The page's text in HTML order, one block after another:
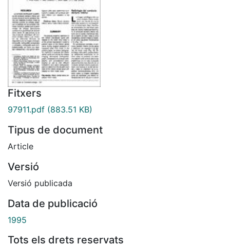
Fitxers
97911.pdf (883.51 KB)
Tipus de document
Article
Versió
Versió publicada
Data de publicació
1995
Tots els drets reservats